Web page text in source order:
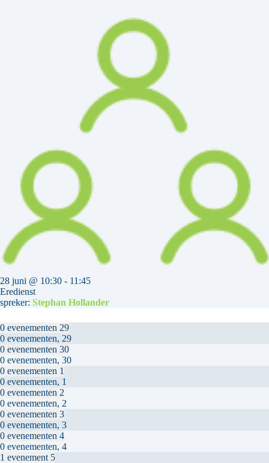
28 juni @ 10:30 - 11:45
Eredienst
spreker: Stephan Hollander
0 evenementen 29
0 evenementen, 29
0 evenementen 30
0 evenementen, 30
0 evenementen 1
0 evenementen, 1
0 evenementen 2
0 evenementen, 2
0 evenementen 3
0 evenementen, 3
0 evenementen 4
0 evenementen, 4
1 evenement 5